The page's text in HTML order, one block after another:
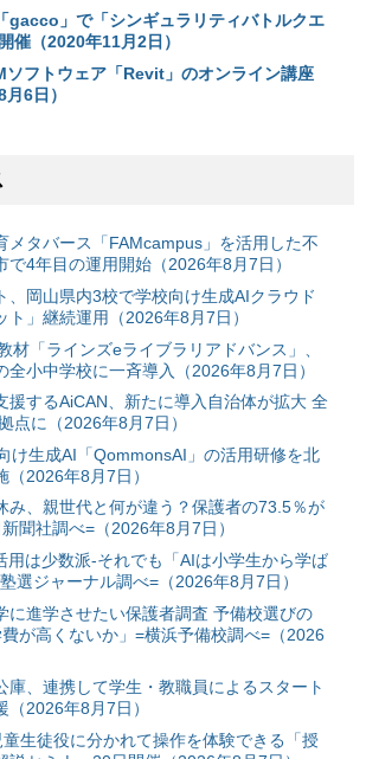
gacco」で「シンギュラリティバトルクエ
催（2020年11月2日）
ソフトウェア「Revit」のオンライン講座
6日）
メタバース「FAMcampus」を活用した不
で4年目の運用開始（2026年8月7日）
、岡山県内3校で学校向け生成AIクラウド
ト」継続運用（2026年8月7日）
材「ラインズeライブラリアドバンス」、
全小中学校に一斉導入（2026年8月7日）
援するAiCAN、新たに導入自治体が拡大 全
点に（2026年8月7日）
け生成AI「QommonsAI」の活用研修を北
2026年8月7日）
み、親世代と何が違う？保護者の73.5％が
聞社調べ=（2026年8月7日）
用は少数派-それでも「AIは小学生から学ば
選ジャーナル調べ=（2026年8月7日）
に進学させたい保護者調査 予備校選びの
が高くないか」=横浜予備校調べ=（2026
庫、連携して学生・教職員によるスタート
（2026年8月7日）
生徒役に分かれて操作を体験できる「授